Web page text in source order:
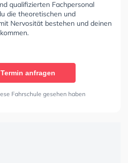
qualifizierten Fachpersonal
die theoretischen und
Nervosität bestehen und deinen
anfragen
Fahrschule gesehen haben